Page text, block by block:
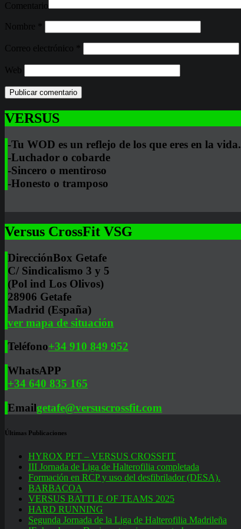
Comentario
Nombre
Correo electrónico
Web
VERSUS
-Tu WOD es un reflejo de los que eres en la vida.
-Luchador o cobarde
-Sincero o mentiroso
-Honesto o tramposo
Versus CrossFit VSG
DirecciónBox Getafe
C/ Sindicalismo 3 y 5
(Pol ind Los Olivos)
28906 Getafe
Madrid (España)
ver mapa de situación
Teléfono+34 910 849 952
WhatsAPP
+34 640 835 165
Emailgetafe@versuscrossfit.com
Últimas Publicaciones
HYROX PFT – VERSUS CROSSFIT
III Jornada de Liga de Halterofilia completada
Formación en RCP y uso del desfibrilador (DESA).
BARBACOA
VERSUS BATTLE OF TEAMS 2025
HARD RUNNING
Segunda Jornada de la Liga de Halterofilia Madrileña